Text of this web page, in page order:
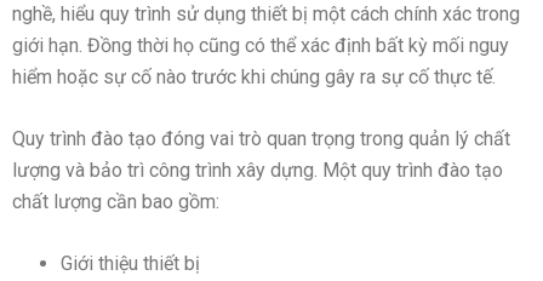
nghề, hiểu quy trình sử dụng thiết bị một cách chính xác trong
giới hạn. Đồng thời họ cũng có thể xác định bất kỳ mối nguy
hiểm hoặc sự cố nào trước khi chúng gây ra sự cố thực tế.
Quy trình đào tạo đóng vai trò quan trọng trong quản lý chất
lượng và bảo trì công trình xây dựng. Một quy trình đào tạo
chất lượng cần bao gồm:
Giới thiệu thiết bị